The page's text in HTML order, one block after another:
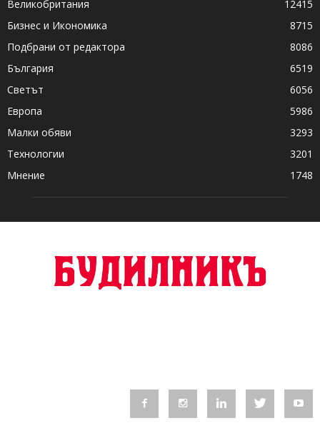
Великобритания
12415
Бизнес и Икономика
8715
Подбрани от редактора
8086
България
6519
Светът
6056
Европа
5986
Малки обяви
3293
Технологии
3201
Мнение
1748